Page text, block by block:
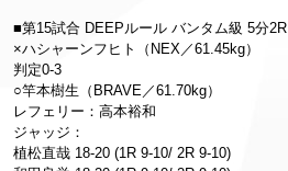
■第15試合 DEEPルール バンタム級 5分2R
×ハシャーンフヒト（NEX／61.45kg）
判定0-3
○竿本樹生（BRAVE／61.70kg）
レフェリー：高本裕和
ジャッジ：
植松直哉 18-20 (1R 9-10/ 2R 9-10)